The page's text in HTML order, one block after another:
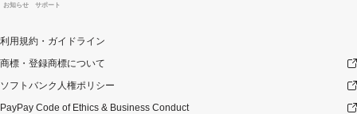
お知らせ サポート
利用規約・ガイドライン
商標・登録商標について
ソフトバンク人権ポリシー
PayPay Code of Ethics & Business Conduct